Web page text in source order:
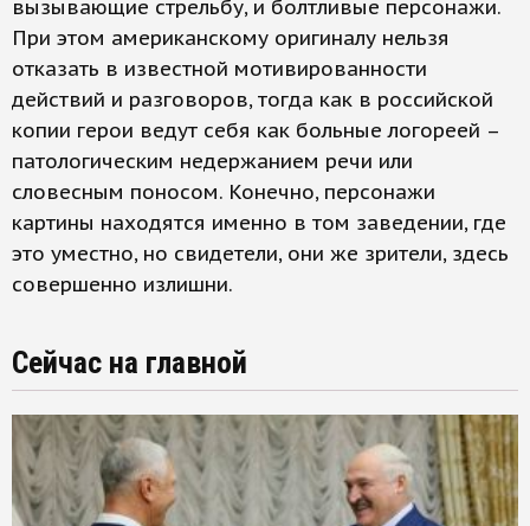
вызывающие стрельбу, и болтливые персонажи.
При этом американскому оригиналу нельзя
отказать в известной мотивированности
действий и разговоров, тогда как в российской
копии герои ведут себя как больные логореей –
патологическим недержанием речи или
словесным поносом. Конечно, персонажи
картины находятся именно в том заведении, где
это уместно, но свидетели, они же зрители, здесь
совершенно излишни.
Сейчас на главной